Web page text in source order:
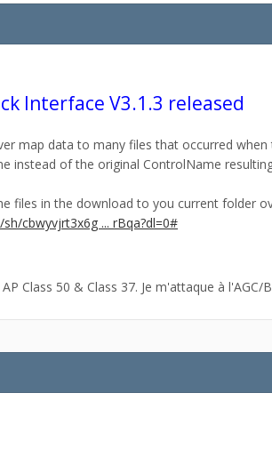
Interface V3.1.3 released
map data to many files that occurred
instead of the original ControlName
files in the download to you current folder
cbwyvjrt3x6g ... rBqa?dl=0#
Class 50 & Class 37. Je m'attaque à l'AGC/